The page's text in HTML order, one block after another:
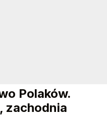
Polaków.
zachodnia